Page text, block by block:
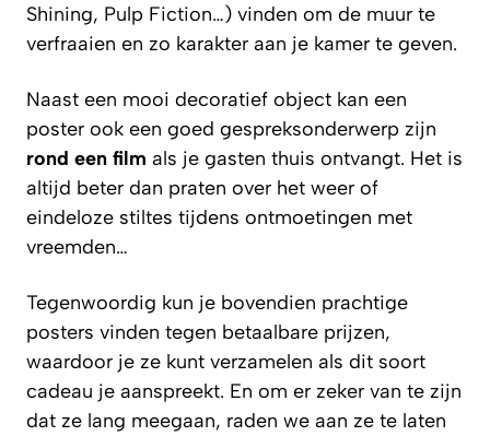
Shining, Pulp Fiction…) vinden om de muur te
verfraaien en zo karakter aan je kamer te geven.
Naast een mooi decoratief object kan een
poster ook een goed gespreksonderwerp zijn
rond een film als je gasten thuis ontvangt. Het is
altijd beter dan praten over het weer of
eindeloze stiltes tijdens ontmoetingen met
vreemden…
Tegenwoordig kun je bovendien prachtige
posters vinden tegen betaalbare prijzen,
waardoor je ze kunt verzamelen als dit soort
cadeau je aanspreekt. En om er zeker van te zijn
dat ze lang meegaan, raden we aan ze te laten